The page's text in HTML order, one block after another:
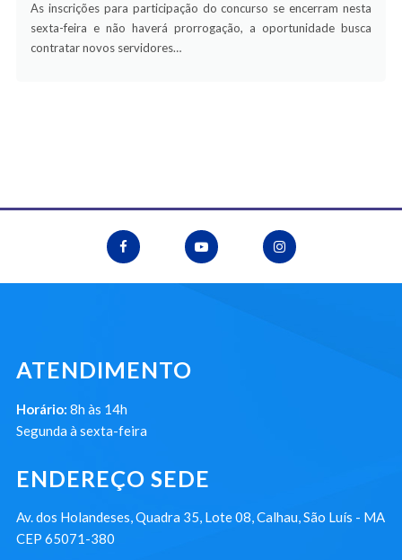
As inscrições para participação do concurso se encerram nesta
sexta-feira e não haverá prorrogação, a oportunidade busca
contratar novos servidores…
ATENDIMENTO
Horário: 8h às 14h
Segunda à sexta-feira
ENDEREÇO SEDE
Av. dos Holandeses, Quadra 35, Lote 08, Calhau, São Luís - MA
CEP 65071-380